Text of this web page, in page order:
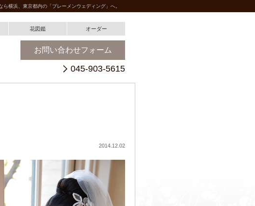
横浜、東京都内の「ブレーメンウェディング」へ。
2014.12.02
お問い合わせフォーム
045-903-5615
花図鑑 オーダー